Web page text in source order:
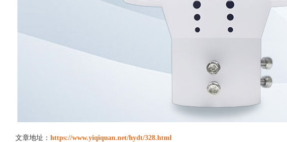
文章地址：https://www.yiqiquan.net/hydt/328.html